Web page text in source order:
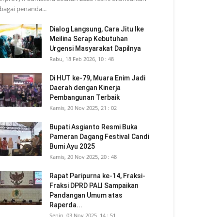
penanda...
Dialog Langsung, Cara Jitu Ike
Meilina Serap Kebutuhan
Urgensi Masyarakat Dapilnya
Rabu, 18 Feb 2026, 10 : 48
Di HUT ke-79, Muara Enim Jadi
Daerah dengan Kinerja
Pembangunan Terbaik
Kamis, 20 Nov 2025, 21 : 02
Bupati Asgianto Resmi Buka
Pameran Dagang Festival Candi
Bumi Ayu 2025
Kamis, 20 Nov 2025, 20 : 48
Rapat Paripurna ke-14, Fraksi-
Fraksi DPRD PALI Sampaikan
Pandangan Umum atas
Raperda...
Senin, 03 Nov 2025, 14 : 51